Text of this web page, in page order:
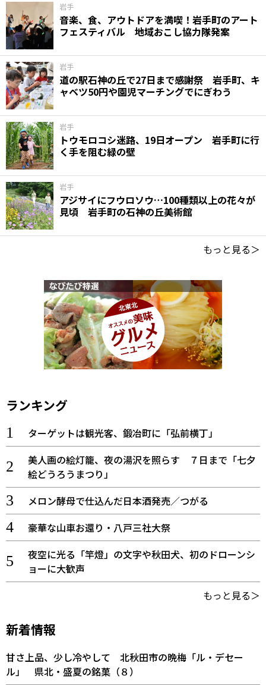
岩手
音楽、食、アウトドアを満喫！岩手町のアート
フェスティバル 地域おこし協力隊発案
岩手
道の駅石神の丘で27日まで感謝祭 岩手町、キ
ャベツ50円や園児マーチングでにぎわう
岩手
トウモロコシ迷路、19日オープン 岩手町に行
く手を阻む緑の壁
岩手
アジサイにフウロソウ…100種類以上の花々が
見頃 岩手町の石神の丘美術館
もっと見る＞
ランキング
ターゲットは観光客、鍛冶町に「弘前横丁」
美人画の絵灯籠、夜の湯沢を照らす ７日まで「七夕
絵どうろうまつり」
メロン酵母で仕込んだ日本酒発売／つがる
豪華な山車お還り・八戸三社大祭
夜空に光る「竿燈」の文字や秋田犬、初のドローンシ
ョーに大歓声
もっと見る＞
新着情報
甘さ上品、少し冷やして 北秋田市の晩梅「ル・デセー
ル」 県北・盛夏の銘菓（８）